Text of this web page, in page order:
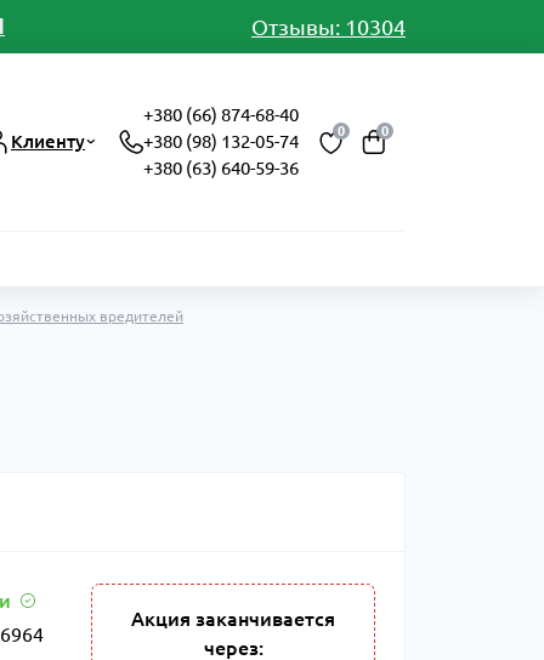
Отзывы: 10304
Клиенту
+380 (66) 874-68-40
+380 (98) 132-05-74
+380 (63) 640-59-36
0 0
вредителей
Акция заканчивается
через: